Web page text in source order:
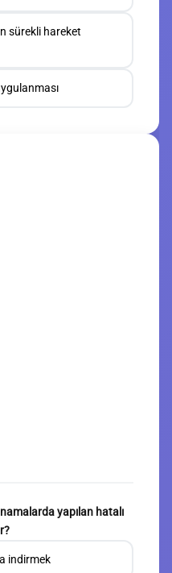
sürekli hareket
yapılan hatalı
indirmek